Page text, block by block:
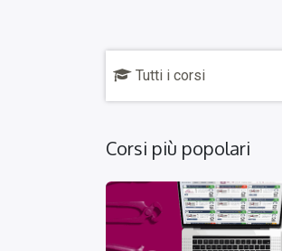
Tutti i corsi
Corsi più popolari